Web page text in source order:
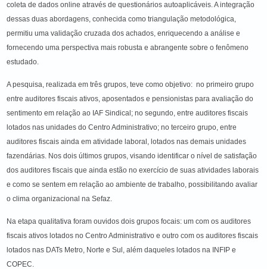
coleta de dados online através de questionários autoaplicáveis. A integração
dessas duas abordagens, conhecida como triangulação metodológica,
permitiu uma validação cruzada dos achados, enriquecendo a análise e
fornecendo uma perspectiva mais robusta e abrangente sobre o fenômeno
estudado.
A pesquisa, realizada em três grupos, teve como objetivo: no primeiro grupo
entre auditores fiscais ativos, aposentados e pensionistas para avaliação do
sentimento em relação ao IAF Sindical; no segundo, entre auditores fiscais
lotados nas unidades do Centro Administrativo; no terceiro grupo, entre
auditores fiscais ainda em atividade laboral, lotados nas demais unidades
fazendárias. Nos dois últimos grupos, visando identificar o nível de satisfação
dos auditores fiscais que ainda estão no exercício de suas atividades laborais
e como se sentem em relação ao ambiente de trabalho, possibilitando avaliar
o clima organizacional na Sefaz.
Na etapa qualitativa foram ouvidos dois grupos focais: um com os auditores
fiscais ativos lotados no Centro Administrativo e outro com os auditores fiscais
lotados nas DATs Metro, Norte e Sul, além daqueles lotados na INFIP e
COPEC.